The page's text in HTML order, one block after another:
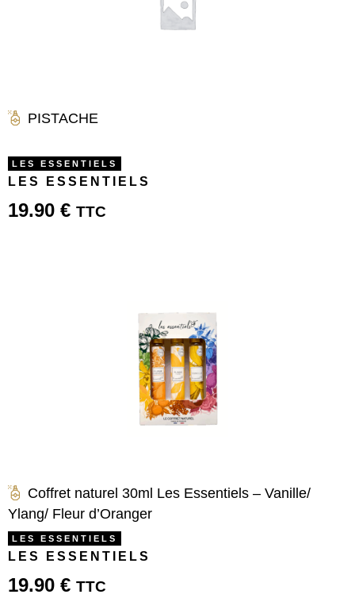
PISTACHE
LES ESSENTIELS
LES ESSENTIELS
19.90 € TTC
Coffret naturel 30ml Les Essentiels – Vanille/
Ylang/ Fleur d’Oranger
LES ESSENTIELS
LES ESSENTIELS
19.90 € TTC